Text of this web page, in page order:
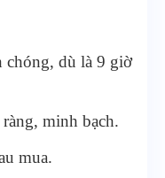
chóng, dù là 9 giờ
minh bạch.
mua.